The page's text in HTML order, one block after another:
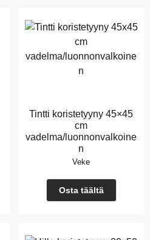
Tintti koristetyyny 45×45
cm
vadelma/luonnonvalkoine
n
Veke
Osta täältä